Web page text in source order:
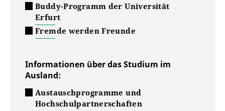
Buddy-Programm der Universität
Erfurt
Fremde werden Freunde
Informationen über das Studium im
Ausland:
Austauschprogramme und
Hochschulpartnerschaften